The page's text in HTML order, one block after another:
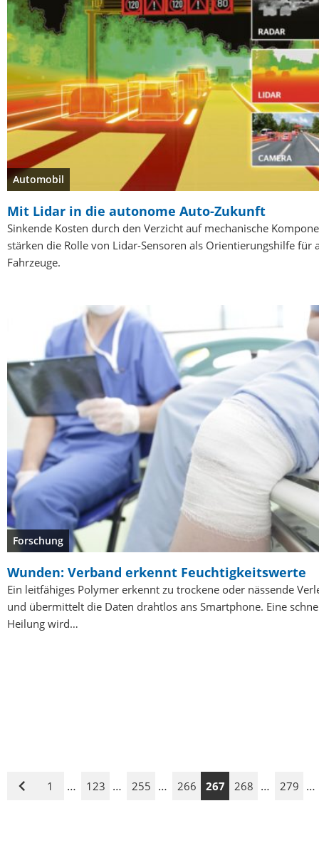
Automobil
Mit Lidar in die autonome Auto-Zukunft
Sinkende Kosten durch den Verzicht auf mechanische
stärken die Rolle von Lidar-Sensoren als Orientierungshilfe für
Fahrzeuge.
Forschung
Wunden: Verband erkennt Feuchtigkeitswerte
Ein leitfähiges Polymer erkennt zu trockene oder nässende
und übermittelt die Daten drahtlos ans Smartphone. Eine
Heilung wird…
Vorige
1 … 123 … 255 … 266 267 268 … 279 …